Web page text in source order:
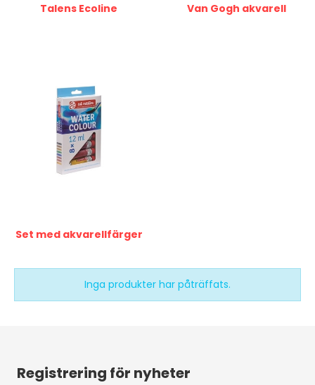
Talens Ecoline Van Gogh akvarell
Set med akvarellfärger
Inga produkter har påträffats.
Registrering för nyheter